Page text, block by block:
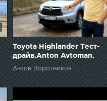
Toyota Highlander Тест-
драйв.Anton Avtoman.
Антон Воротников